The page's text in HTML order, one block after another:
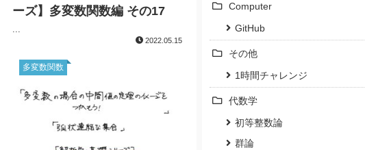
ーズ】多変数関数編 その17
...
2022.05.15
多変数関数
Computer
GitHub
その他
1時間チャレンジ
代数学
初等整数論
群論